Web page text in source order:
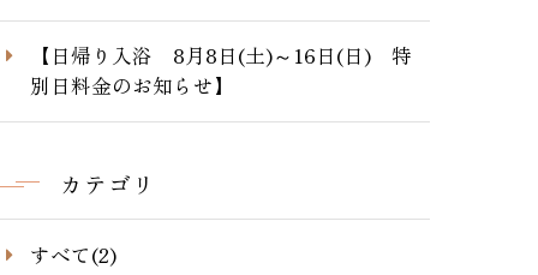
【日帰り入浴 8月8日(土)～16日(日) 特
別日料金のお知らせ】
カテゴリ
すべて(2)